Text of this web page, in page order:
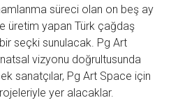
süreci olan on beş ay
üretim yapan Türk çağdaş
seçki sunulacak. Pg Art
vizyonu doğrultusunda
sanatçılar, Pg Art Space için
yer alacaklar.